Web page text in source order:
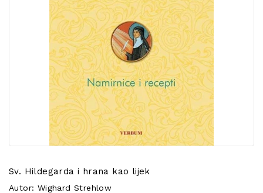
POSEBNA
PONUDA
Sv. Hildegarda i hrana kao lijek
Autor: Wighard Strehlow